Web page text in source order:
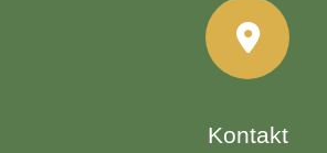
Kontakt